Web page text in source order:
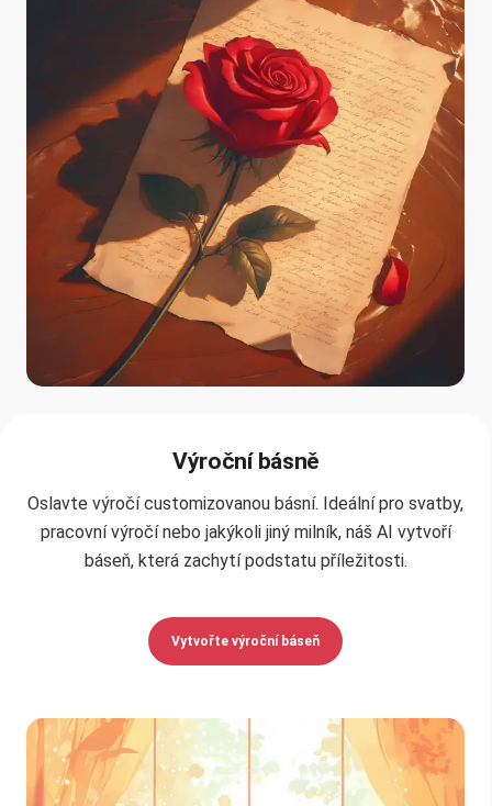
Výroční básně
Oslavte výročí customizovanou básní. Ideální pro svatby,
pracovní výročí nebo jakýkoli jiný milník, náš AI vytvoří
báseň, která zachytí podstatu příležitosti.
Vytvořte výroční báseň